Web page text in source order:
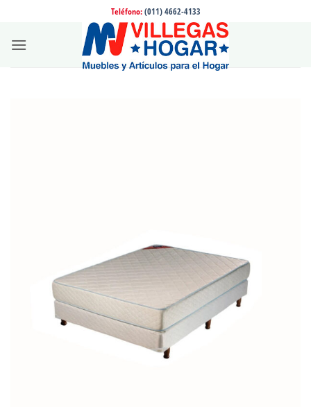
contenido
Teléfono: (011) 4662-4133